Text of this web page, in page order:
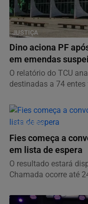
JUSTIÇA
Dino aciona PF
em emendas
O relatório do TCU
destinadas a 74
ECONOMIA
Fies começa a
em lista de espera
O resultado estará
Chamada ocorre até